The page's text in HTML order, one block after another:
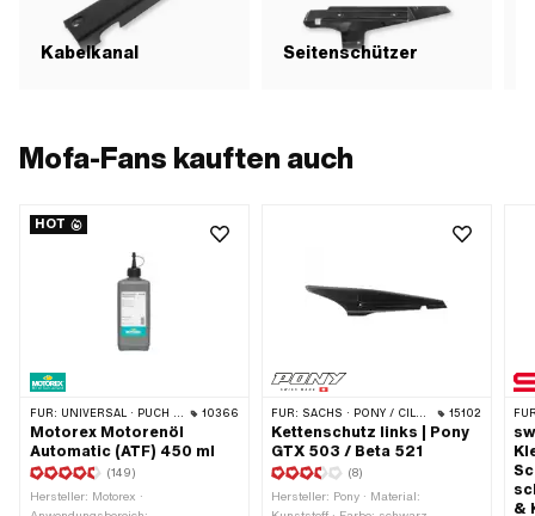
Kabelkanal Seitenschützer
Mofa-Fans kauften auch
HOT
FÜR: UNIVERSAL · PUCH · SACHS · TOMOS · BYE BIKE 10366
Motorex Motorenöl
Automatic (ATF) 450 ml
(149)
Hersteller: Motorex ·
FÜR: SACHS · PONY / CILO (BETA 521 & 512) 15102
Kettenschutz links | Pony
GTX 503 / Beta 521
(8)
Hersteller: Pony · Material:
&